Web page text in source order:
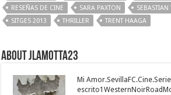
RESEÑAS DE CINE
SARA PAXTON SEBASTIAN
SITGES 2013
THRILLER TRENT HAAGA
About jlamotta23
Mi